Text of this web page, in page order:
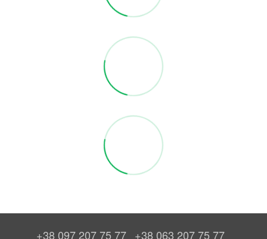
+38 097 207 75 77 +38 063 207 75 77